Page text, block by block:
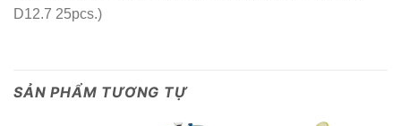
D12.7 25pcs.)
SẢN PHẨM TƯƠNG TỰ